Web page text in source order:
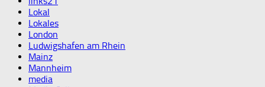
Lokal
Lokales
London
Ludwigshafen am Rhein
Mainz
Mannheim
media